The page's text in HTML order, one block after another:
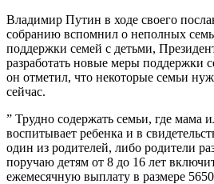
Владимир Путин в ходе своего
собранию вспомнил о неполных
поддержки семей с детьми,
разработать новые меры поддержки
он отметил, что некоторые семьи
сейчас.
” Трудно содержать семьи, где мама
воспитывает ребенка и в
один из родителей, либо родители
поручаю детям от 8 до 16 лет
ежемесячную выплату в размере